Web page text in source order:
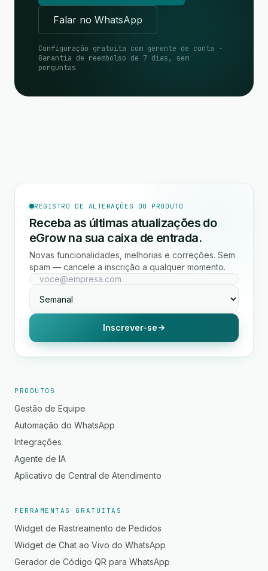
Falar no WhatsApp
Configuração gratuita com gerente de conta ·
Garantia de reembolso de 7 dias, sem
perguntas
REGISTRO DE ALTERAÇÕES DO PRODUTO
Receba as últimas atualizações do
eGrow na sua caixa de entrada.
Novas funcionalidades, melhorias e correções. Sem
spam — cancele a inscrição a qualquer momento.
Inscrever-se
PRODUTOS
Gestão de Equipe
Automação do WhatsApp
Integrações
Agente de IA
Aplicativo de Central de Atendimento
FERRAMENTAS GRATUITAS
Widget de Rastreamento de Pedidos
Widget de Chat ao Vivo do WhatsApp
Gerador de Código QR para WhatsApp